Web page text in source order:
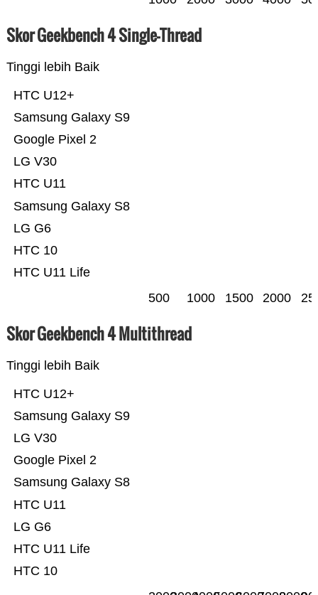
Skor Geekbench 4 Single-Thread
Tinggi lebih Baik
HTC U11 Life
HTC 10
LG G6
Samsung Galaxy S8
HTC U11
LG V30
Google Pixel 2
Samsung Galaxy S9
HTC U12+
500 1000 1500 2000
Skor Geekbench 4 Multithread
Tinggi lebih Baik
HTC 10
HTC U11 Life
LG G6
HTC U11
Samsung Galaxy S8
Google Pixel 2
LG V30
Samsung Galaxy S9
HTC U12+